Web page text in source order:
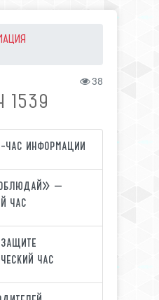
38
1539
информации
—
час
час